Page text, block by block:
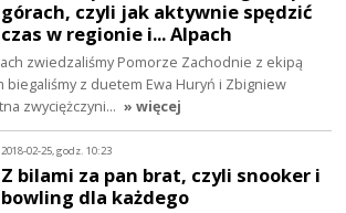
górach, czyli jak aktywnie spędzić
czas w regionie i... Alpach
zwiedzaliśmy Pomorze Zachodnie z ekipą
biegaliśmy z duetem Ewa Huryń i Zbigniew
zwyciężczyni… » więcej
2018-02-25, godz. 10:23
Z bilami za pan brat, czyli snooker i
bowling dla każdego